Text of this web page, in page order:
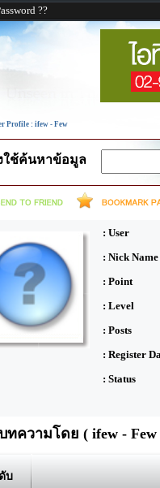
??
Profile : ifew - Few
ใช้ค้นหาข้อมูล
: User
: Nick Name
: Point
: Level
: Posts
: Register
: Status
ทความโดย ( ifew - Few
บ